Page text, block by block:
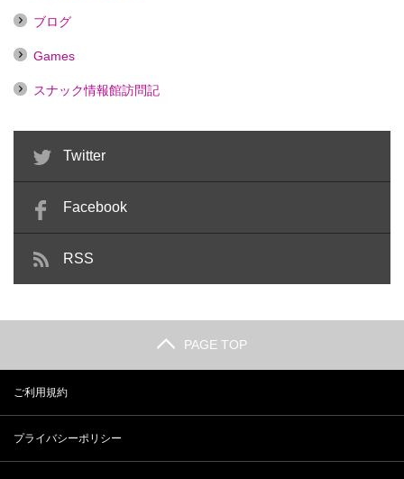
ブログ
Games
スナック情報館訪問記
Twitter
Facebook
RSS
PAGE TOP
ご利用規約
プライバシーポリシー